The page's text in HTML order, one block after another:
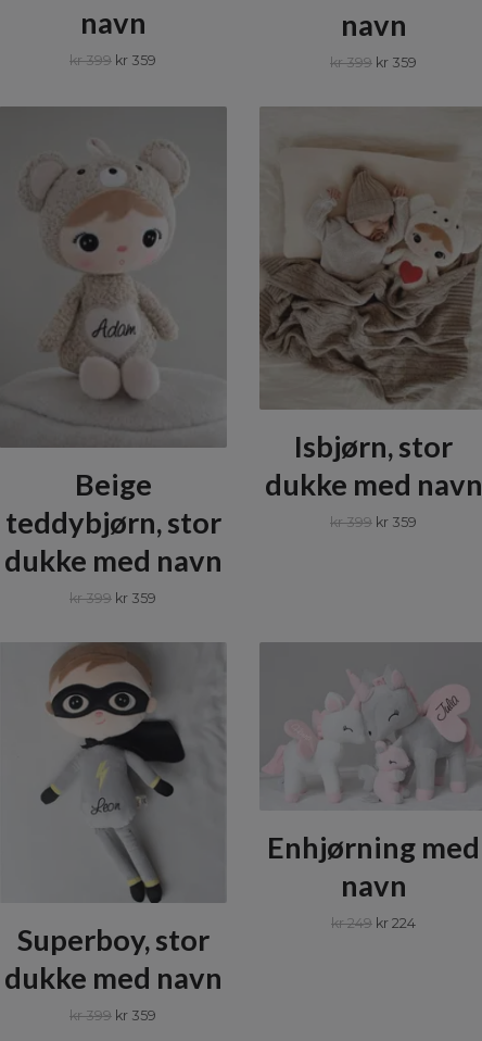
navn
kr 399 kr 359
navn
kr 399 kr 359
Beige
teddybjørn, stor
dukke med navn
kr 399 kr 359
Isbjørn, stor
dukke med navn
kr 399 kr 359
Superboy, stor
dukke med navn
kr 399 kr 359
Enhjørning med
navn
kr 249 kr 224